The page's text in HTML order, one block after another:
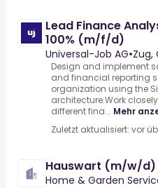
Lead Finance
100% (m/f/d)
Universal-Job AG•Zug,
Design and implement
and financial reporting
organization using the
architecture.Work
different fina... Mehr
Zuletzt aktualisiert: vor
Hauswart (m/w/d)
Home & Garden